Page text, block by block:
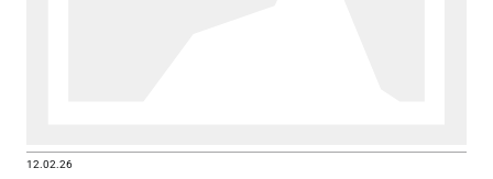
12.02.26